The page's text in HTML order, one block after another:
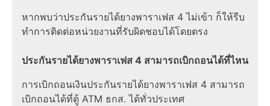
หากพบว่าประกันรายได้ยางพาราเฟส 4 ไม่เข้า ก็ให้รีบ
ทำการติดต่อหน่วยงานที่รับผิดชอบได้โดยตรง
ประกันรายได้ยางพาราเฟส 4 สามารถเบิกถอนได้ที่ไหน
การเบิกถอนเงินประกันรายได้ยางพาราเฟส 4 สามารถ
เบิกถอนได้ที่ตู้ ATM ธกส. ได้ทั่วประเทศ